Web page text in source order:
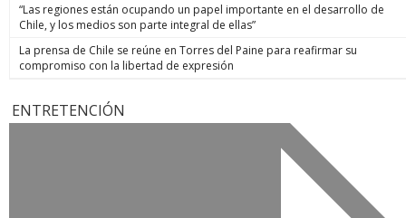
“Las regiones están ocupando un papel importante en el desarrollo de
Chile, y los medios son parte integral de ellas”
La prensa de Chile se reúne en Torres del Paine para reafirmar su
compromiso con la libertad de expresión
ENTRETENCIÓN